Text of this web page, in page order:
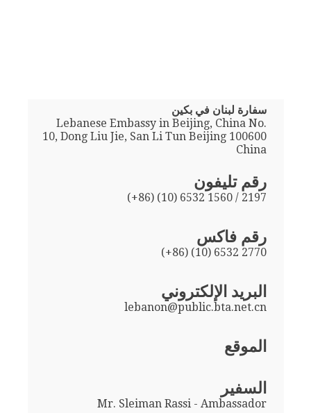
سفارة لبنان في بكين
Lebanese Embassy in Beijing, China No.
10, Dong Liu Jie, San Li Tun Beijing 100600
China
رقم تليفون
(+86) (10) 6532 1560 / 2197
رقم فاكس
(+86) (10) 6532 2770
البريد الإلكتروني
lebanon@public.bta.net.cn
الموقع
السفير
Mr. Sleiman Rassi - Ambassador